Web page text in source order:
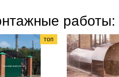
работы:
топ